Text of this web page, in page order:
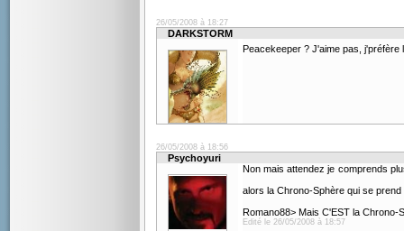
26/05/2008 à 18:27
DARKSTORM
Peacekeeper ? J'aime pas,
26/05/2008 à 18:56
Psychoyuri
Non mais attendez je comprends
alors la Chrono-Sphère qui se
Romano88> Mais C'EST la Chrono-
Edité le 26/05/2008 à 18:57